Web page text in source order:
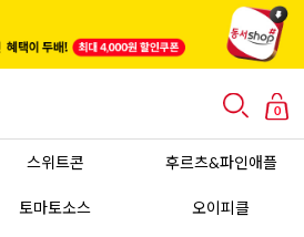
0
스위트콘 후르츠&파인애플
토마토소스 오이피클